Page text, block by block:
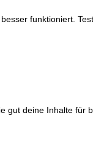
funktioniert.
deine Inhalte